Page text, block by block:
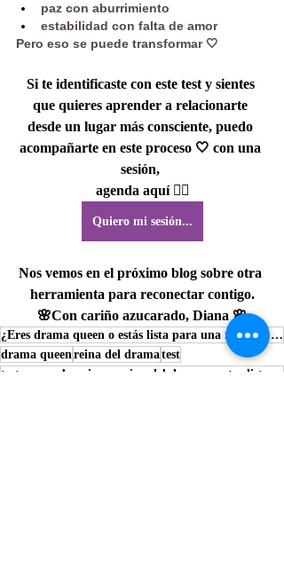
paz con aburrimiento
estabilidad con falta de amor
Pero eso se puede transformar 🤍
Si te identificaste con este test y sientes
que quieres aprender a relacionarte
desde un lugar más consciente, puedo
acompañarte en este proceso 🤍 con una
sesión,
agenda aquí 👇🏻
Quiero mi sesión...
Nos vemos en el próximo blog sobre otra
herramienta para reconectar contigo.
🌸Con cariño azucarado, Diana 🌸
¿Eres drama queen o estás lista para una relación sana?
drama queenreina del dramatest